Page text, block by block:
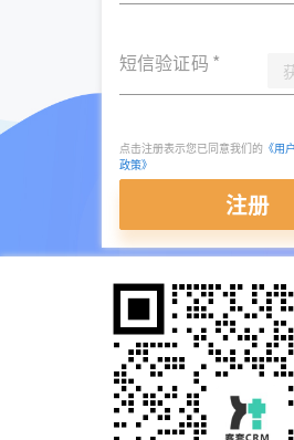
短信验证码 *
点击注册表示您已同意我们的 《用
政策》
注册